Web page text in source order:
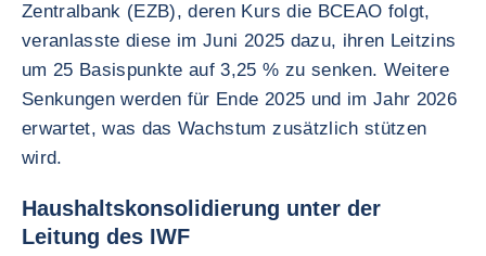
Zentralbank (EZB), deren Kurs die BCEAO folgt,
veranlasste diese im Juni 2025 dazu, ihren Leitzins
um 25 Basispunkte auf 3,25 % zu senken. Weitere
Senkungen werden für Ende 2025 und im Jahr 2026
erwartet, was das Wachstum zusätzlich stützen
wird.
Haushaltskonsolidierung unter der
Leitung des IWF